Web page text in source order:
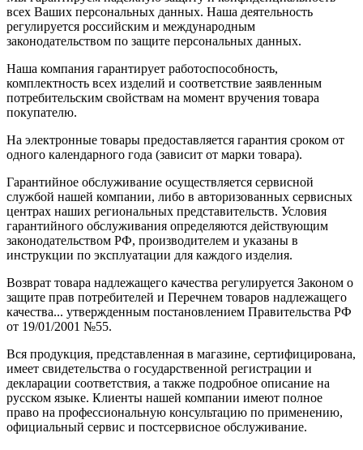
всех Ваших персональных данных. Наша деятельность
регулируется российским и международным
законодательством по защите персональных данных.
Наша компания гарантирует работоспособность,
комплектность всех изделий и соответствие заявленным
потребительским свойствам на момент вручения товара
покупателю.
На электронные товары предоставляется гарантия сроком от
одного календарного года (зависит от марки товара).
Гарантийное обслуживание осуществляется сервисной
службой нашей компании, либо в авторизованных сервисных
центрах наших региональных представительств. Условия
гарантийного обслуживания определяются действующим
законодательством РФ, производителем и указаны в
инструкции по эксплуатации для каждого изделия.
Возврат товара надлежащего качества регулируется Законом о
защите прав потребителей и Перечнем товаров надлежащего
качества... утвержденным постановлением Правительства РФ
от 19/01/2001 №55.
Вся продукция, представленная в магазине, сертифицирована,
имеет свидетельства о государственной регистрации и
декларации соответствия, а также подробное описание на
русском языке. Клиенты нашей компании имеют полное
право на профессиональную консультацию по применению,
официальный сервис и постсервисное обслуживание.